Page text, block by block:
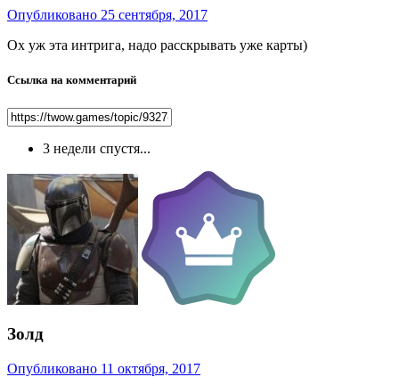
Опубликовано 25 сентября, 2017
Ох уж эта интрига, надо расскрывать уже карты)
Ссылка на комментарий
3 недели спустя...
Золд
Опубликовано 11 октября, 2017